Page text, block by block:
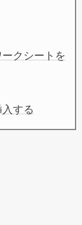
クシートを
する